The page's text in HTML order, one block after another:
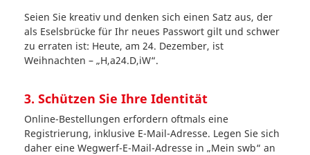
Seien Sie kreativ und denken sich einen Satz aus, der
als Eselsbrücke für Ihr neues Passwort gilt und schwer
zu erraten ist: Heute, am 24. Dezember, ist
Weihnachten – „H,a24.D,iW“.
3. Schützen Sie Ihre Identität
Online-Bestellungen erfordern oftmals eine
Registrierung, inklusive E-Mail-Adresse. Legen Sie sich
daher eine Wegwerf-E-Mail-Adresse in „Mein swb“ an